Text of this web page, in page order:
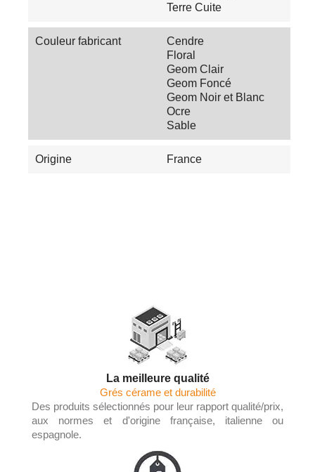
Terre Cuite
Couleur fabricant
Cendre
Floral
Geom Clair
Geom Foncé
Geom Noir et Blanc
Ocre
Sable
Origine France
La meilleure qualité
Grés cérame et durabilité
Des produits sélectionnés pour leur rapport qualité/prix,
aux normes et d'origine française, italienne ou
espagnole.